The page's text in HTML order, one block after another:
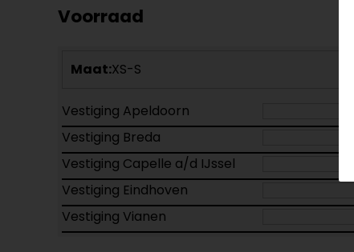
Voorraad
Maat:XS-S
Vestiging Apeldoorn
Vestiging Breda
Vestiging Capelle a/d IJssel
Vestiging Eindhoven
Vestiging Vianen